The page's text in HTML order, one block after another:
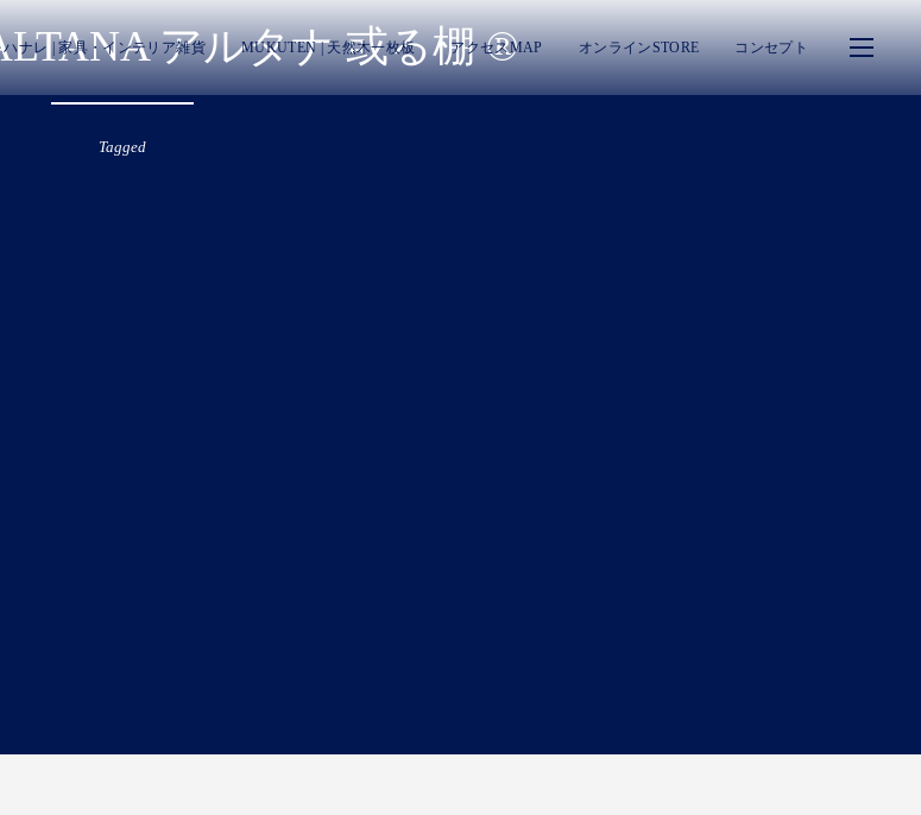
ハナレ | 家具・インテリア雑貨 MUKUTEN | 天然木一枚板 アクセスMAP オンラインSTORE コンセプト
アルタナ 或る棚 ®︎
Tagged